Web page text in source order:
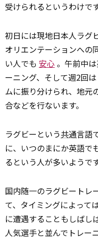
受けられるというわけです
初日には現地日本人ラグ
オリエンテーションへの
い人でも 安心 。午前中
ーニング、そして週2回
ムに振り分けられ、地元
合などを行ないます。
ラグビーという共通言語
に、いつのまにか英語で
るという人が多いようです
国内随一のラグビートレ
て、タイミングによって
に遭遇することもしばし
人気選手と並んでトレー